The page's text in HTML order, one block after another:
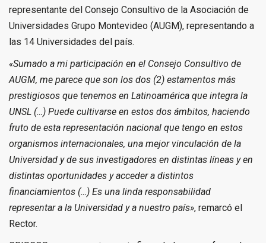
representante del Consejo Consultivo de la Asociación de
Universidades Grupo Montevideo (AUGM), representando a
las 14 Universidades del país.
«Sumado a mi participación en el Consejo Consultivo de
AUGM, me parece que son los dos (2) estamentos más
prestigiosos que tenemos en Latinoamérica que integra la
UNSL (…) Puede cultivarse en estos dos ámbitos, haciendo
fruto de esta representación nacional que tengo en estos
organismos internacionales, una mejor vinculación de la
Universidad y de sus investigadores en distintas líneas y en
distintas oportunidades y acceder a distintos
financiamientos (…) Es una linda responsabilidad
representar a la Universidad y a nuestro país», remarcó el
Rector.